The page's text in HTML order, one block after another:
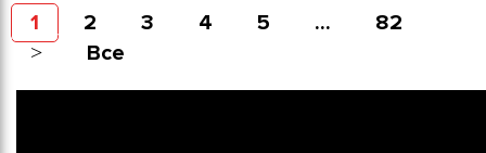
1 2 3 4 5 ...
82
Все